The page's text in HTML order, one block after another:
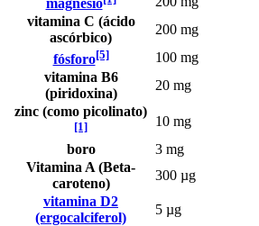
magnesio
vitamina C (ácido
ascórbico)
200 mg
fósforo[5]
100 mg
vitamina B6
(piridoxina)
20 mg
zinc (como picolinato)
[1]
10 mg
boro
3 mg
Vitamina A (Beta-
caroteno)
300 µg
vitamina D2
(ergocalciferol)
5 µg